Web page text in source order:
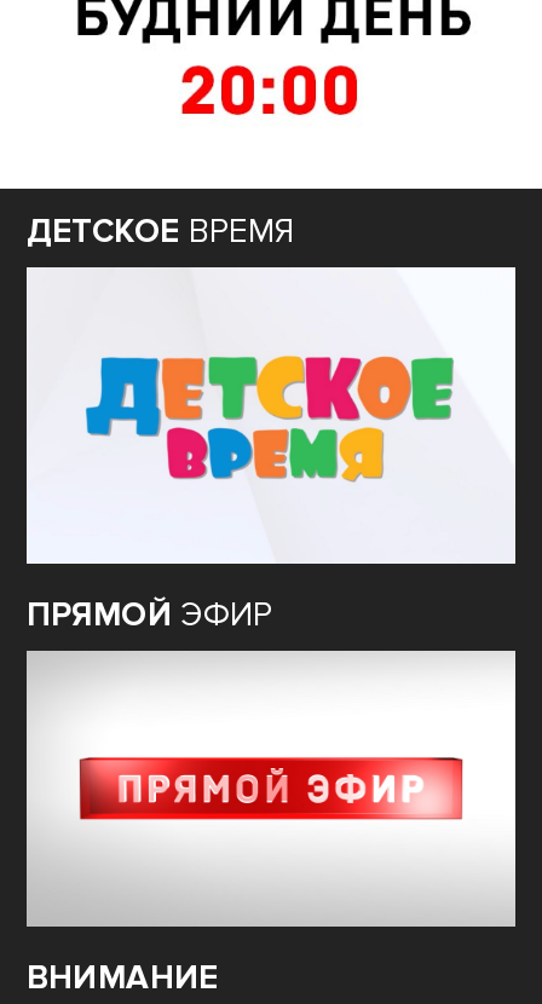
ДЕТСКОЕ ВРЕМЯ
ПРЯМОЙ ЭФИР
ВНИМАНИЕ